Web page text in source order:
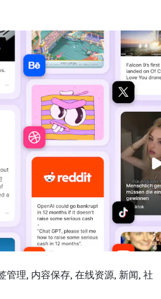
管理, 内容保存, 在线资源, 新闻, 社